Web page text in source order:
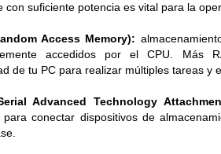
con suficiente potencia es vital para la
Access Memory):
accedidos por el CPU. Más
de tu PC para realizar múltiples tareas y
Advanced Technology
para conectar dispositivos de
JUL
Samsung y Google
gafas inteligentes
Creados en colaboración con
nuevos lentes inteligentes